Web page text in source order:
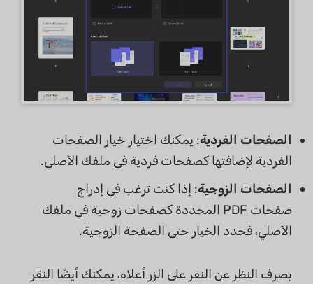
الصفحات الفردية: يمكنك اختيار خيار الصفحات
الفردية لإضافتها كصفحات فردية في ملفك الأصلي.
الصفحات الزوجية: إذا كنت ترغب في إدراج
صفحات PDF المحددة كصفحات زوجية في ملفك
الأصلي، فحدد الخيار حتى الصفحة الزوجية.
بصرف النظر عن النقر على الزر أعلاه، يمكنك أيضًا النقر